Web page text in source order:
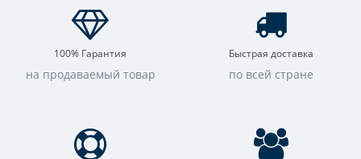
100% Гарантия
на продаваемый товар
Быстрая доставка
по всей стране